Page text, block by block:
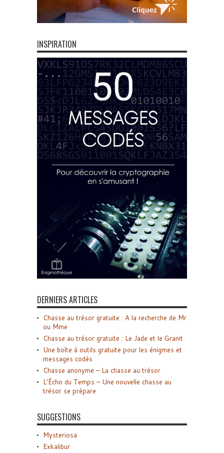
INSPIRATION
DERNIERS ARTICLES
Chasse au trésor gratuite : A la recherche de Mr
ou Mme
Chasse au trésor gratuite : Le Jade et le Granit
Une boîte à outils gratuite pour les énigmes et
messages codés
Chasse anonyme – La chasse au trésor
L’Écho du Temps – Une nouvelle chasse au
trésor se prépare
SUGGESTIONS
Mysteriosa
Exkalibur